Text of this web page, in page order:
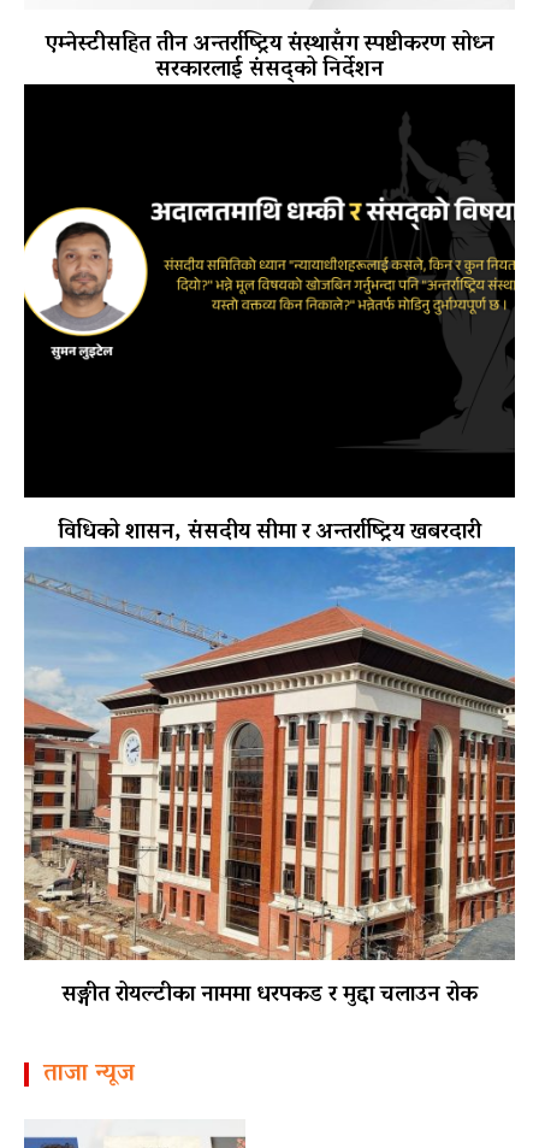
एम्नेस्टीसहित तीन अन्तर्राष्ट्रिय संस्थासँग स्पष्टीकरण सोध्न
सरकारलाई संसद्को निर्देशन
विधिको शासन, संसदीय सीमा र अन्तर्राष्ट्रिय खबरदारी
सङ्गीत रोयल्टीका नाममा धरपकड र मुद्दा चलाउन रोक
ताजा न्यूज